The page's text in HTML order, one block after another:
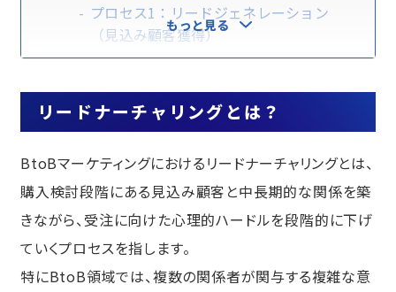
プロセス1：リードジェネレーション
（見込み顧客獲得）
プロセス2：リードナーチャリング（関
プロセス3：リードクオリフィケーショ
ン（有望リード選別）
プロセス4：クロージング（営業引き渡
し・受注）
心理フェーズから考える導線設計
認知獲得フェーズ
関心育成フェーズ
もっと見る
リードナーチャリングとは？
BtoBマーケティングにおけるリードナーチャリングとは、
購入検討段階にある見込み顧客と中長期的な関係を築
きながら、受注に向けた心理的ハードルを段階的に下げ
ていくプロセスを指します。
特にBtoB領域では、複数の関係者が関与する複雑な意